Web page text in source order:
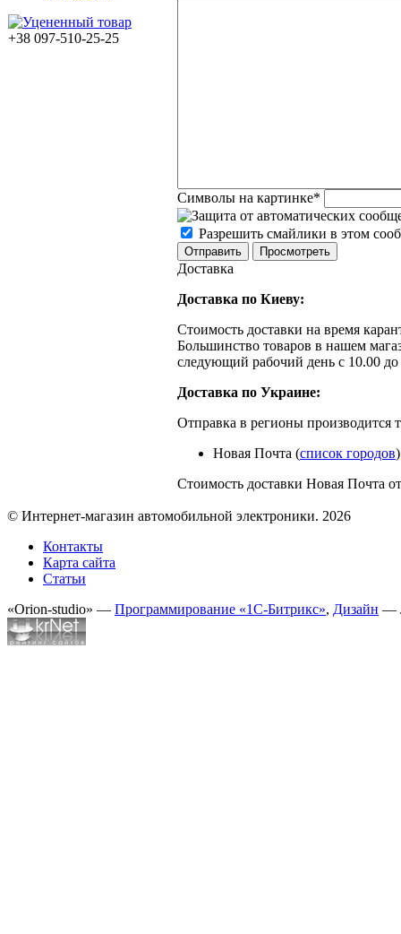
+38 097-510-25-25
Символы на картинке*
Разрешить смайлики в этом
Доставка
Доставка по Киеву:
Стоимость доставки на время
Большинство товаров в нашем
следующий рабочий день с 10.00 до
Доставка по Украине:
Отправка в регионы производится
Новая Почта (список городов)
Стоимость доставки Новая Почта
© Интернет-магазин автомобильной электроники. 2026
Контакты
Карта сайта
Статьи
«Orion-studio» — Программирование «1С-Битрикс», Дизайн —